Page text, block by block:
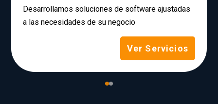
Desarrollamos soluciones de software ajustadas
a las necesidades de su negocio
Ver Servicios